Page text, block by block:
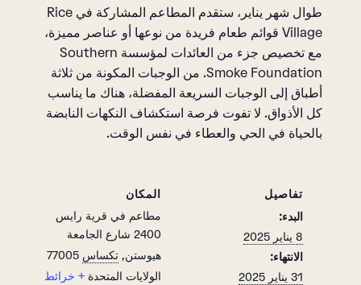
طوال شهر يناير، ستقدم المطاعم المشاركة في Rice
Village قوائم طعام فريدة من نوعها أو عناصر مميزة،
مع تخصيص جزء من العائدات لمؤسسة Southern
Smoke Foundation. من الوجبات المكونة من ثلاثة
أطباق إلى الوجبات السريعة المفضلة، هناك ما يناسب
كل الأذواق. لا تفوت فرصة استكشاف النكهات النابضة
بالحياة في الحي والعطاء في نفس الوقت.
تفاصيل
البدء:
8 يناير 2025
الانتهاء:
31 يناير 2025
المكان
مطاعم في قرية رايس
2400 شارع الجامعة
هيوستن, تكساس 77005
الولايات المتحدة + خرائط